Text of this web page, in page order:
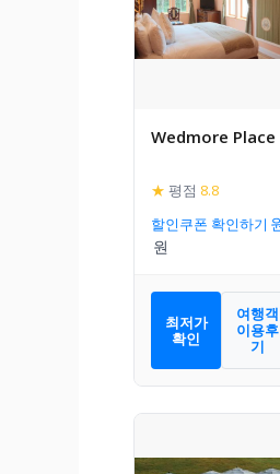
Wedmore Place
★ 평점 8.8
할인쿠폰 확인하기
최저가
확인
여행객
이용후
기